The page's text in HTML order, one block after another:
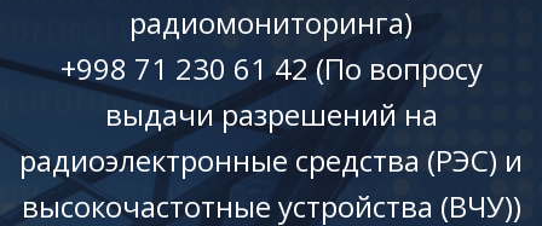
радиомониторинга)
+998 71 230 61 42 (По вопросу
выдачи разрешений на
радиоэлектронные средства (РЭС) и
высокочастотные устройства (ВЧУ))